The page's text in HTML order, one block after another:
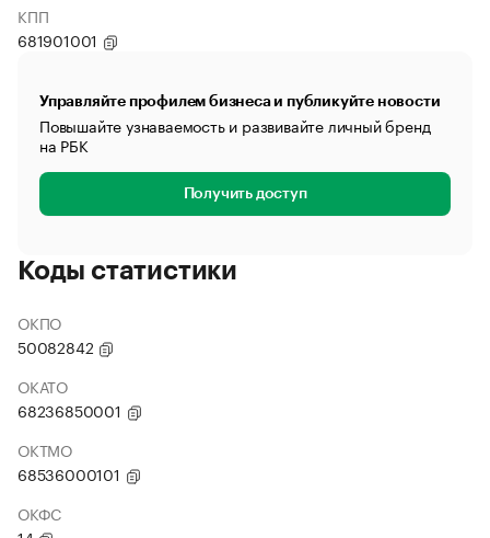
КПП
681901001
Управляйте профилем бизнеса и публикуйте новости
Повышайте узнаваемость и развивайте личный бренд
на РБК
Получить доступ
Коды статистики
ОКПО
50082842
ОКАТО
68236850001
ОКТМО
68536000101
ОКФС